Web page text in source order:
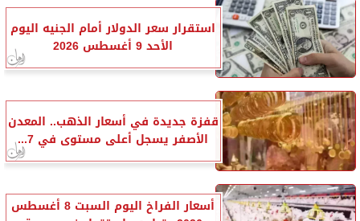
استقرار سعر الدولار أمام الجنيه اليوم
الأحد 9 أغسطس 2026
قفزة جديدة في أسعار الذهب.. المعدن
الأصفر يسجل أعلى مستوى في 7...
أسعار الفراخ اليوم السبت 8 أغسطس